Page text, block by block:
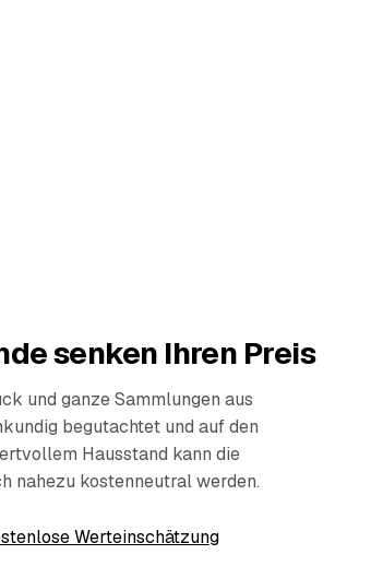
senken Ihren Preis
und ganze Sammlungen aus
begutachtet und auf den
Hausstand kann die
nahezu kostenneutral werden.
Werteinschätzung